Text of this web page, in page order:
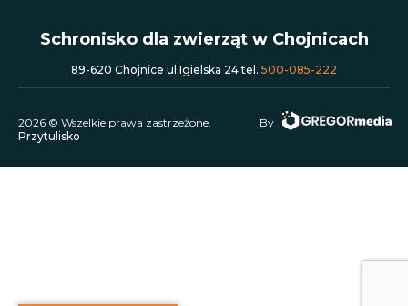
Schronisko dla zwierząt w Chojnicach
89-620 Chojnice ul.Igielska 24 tel. 500-085-222
2026 © Wszelkie prawa zastrzeżone.
Przytulisko
By